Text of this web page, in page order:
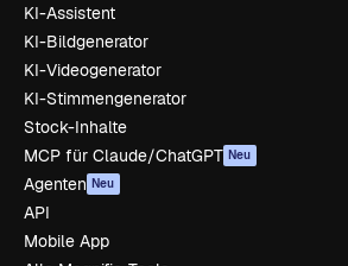
KI-Assistent
KI-Bildgenerator
KI-Videogenerator
KI-Stimmengenerator
Stock-Inhalte
MCP für Claude/ChatGPT Neu
Agenten Neu
API
Mobile App